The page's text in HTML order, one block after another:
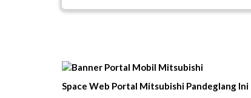
Space Web Portal Mitsubishi Pandeglang